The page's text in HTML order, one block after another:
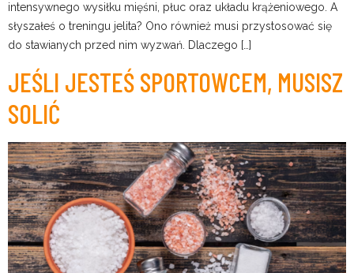
intensywnego wysiłku mięśni, płuc oraz układu krążeniowego. A
słyszałeś o treningu jelita? Ono również musi przystosować się
do stawianych przed nim wyzwań. Dlaczego […]
JEŚLI JESTEŚ SPORTOWCEM, MUSISZ
SOLIĆ